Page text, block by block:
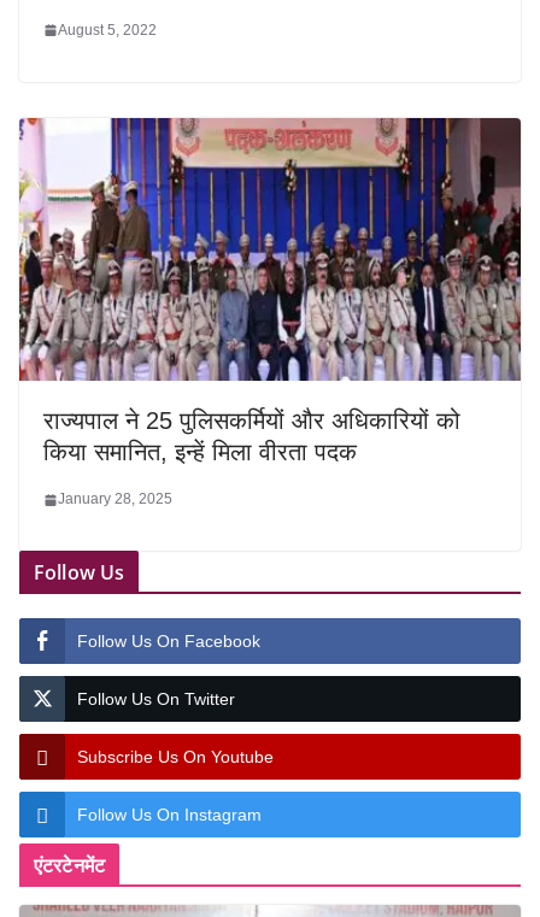
August 5, 2022
राज्यपाल ने 25 पुलिसकर्मियों और अधिकारियों को
किया समानित, इन्हें मिला वीरता पदक
January 28, 2025
Follow Us
Follow Us On Facebook
Follow Us On Twitter
Subscribe Us On Youtube
Follow Us On Instagram
एंटरटेनमेंट